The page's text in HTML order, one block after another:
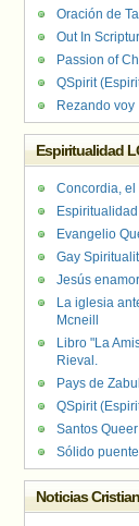
Oración de
Out In
Passion of
QSpirit
Rezando voy
Espiritualidad
Concordia, el
Evangelio
Gay
Jesús
La iglesia
Mcneill
Libro "La
Rieval.
Pays de
QSpirit
Santos Queer
Sólido
Noticias